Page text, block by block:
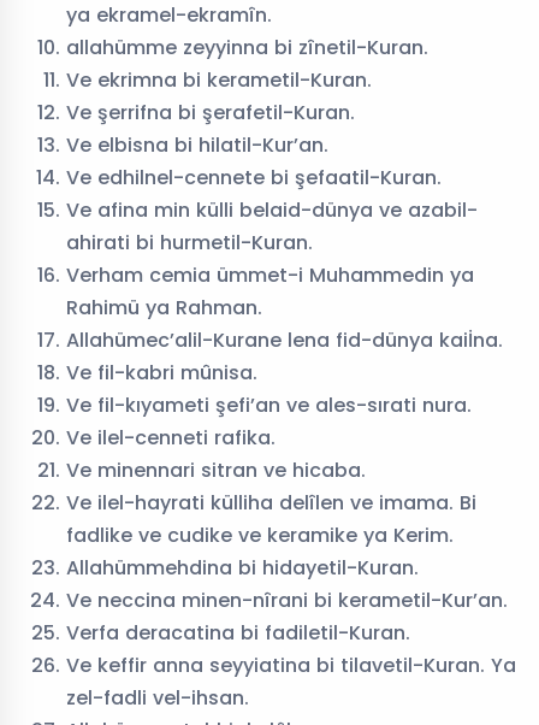
ya ekramel-ekramîn.
allahümme zeyyinna bi zînetil-Kuran.
Ve ekrimna bi kerametil-Kuran.
Ve şerrifna bi şerafetil-Kuran.
Ve elbisna bi hilatil-Kur’an.
Ve edhilnel-cennete bi şefaatil-Kuran.
Ve afina min külli belaid-dünya ve azabil-
ahirati bi hurmetil-Kuran.
Verham cemia ümmet-i Muhammedin ya
Rahimü ya Rahman.
Allahümec’alil-Kurane lena fid-dünya kaiİna.
Ve fil-kabri mûnisa.
Ve fil-kıyameti şefi’an ve ales-sırati nura.
Ve ilel-cenneti rafika.
Ve minennari sitran ve hicaba.
Ve ilel-hayrati külliha delîlen ve imama. Bi
fadlike ve cudike ve keramike ya Kerim.
Allahümmehdina bi hidayetil-Kuran.
Ve neccina minen-nîrani bi kerametil-Kur’an.
Verfa deracatina bi fadiletil-Kuran.
Ve keffir anna seyyiatina bi tilavetil-Kuran. Ya
zel-fadli vel-ihsan.